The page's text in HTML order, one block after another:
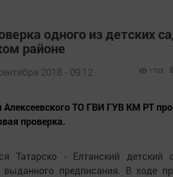
одного из детских
районе
2018 - 09:12 1703
Алексеевского ТО ГВИ ГУВ КМ РТ
проверка.
Татарско - Елтанский детский
предписания. В ходе